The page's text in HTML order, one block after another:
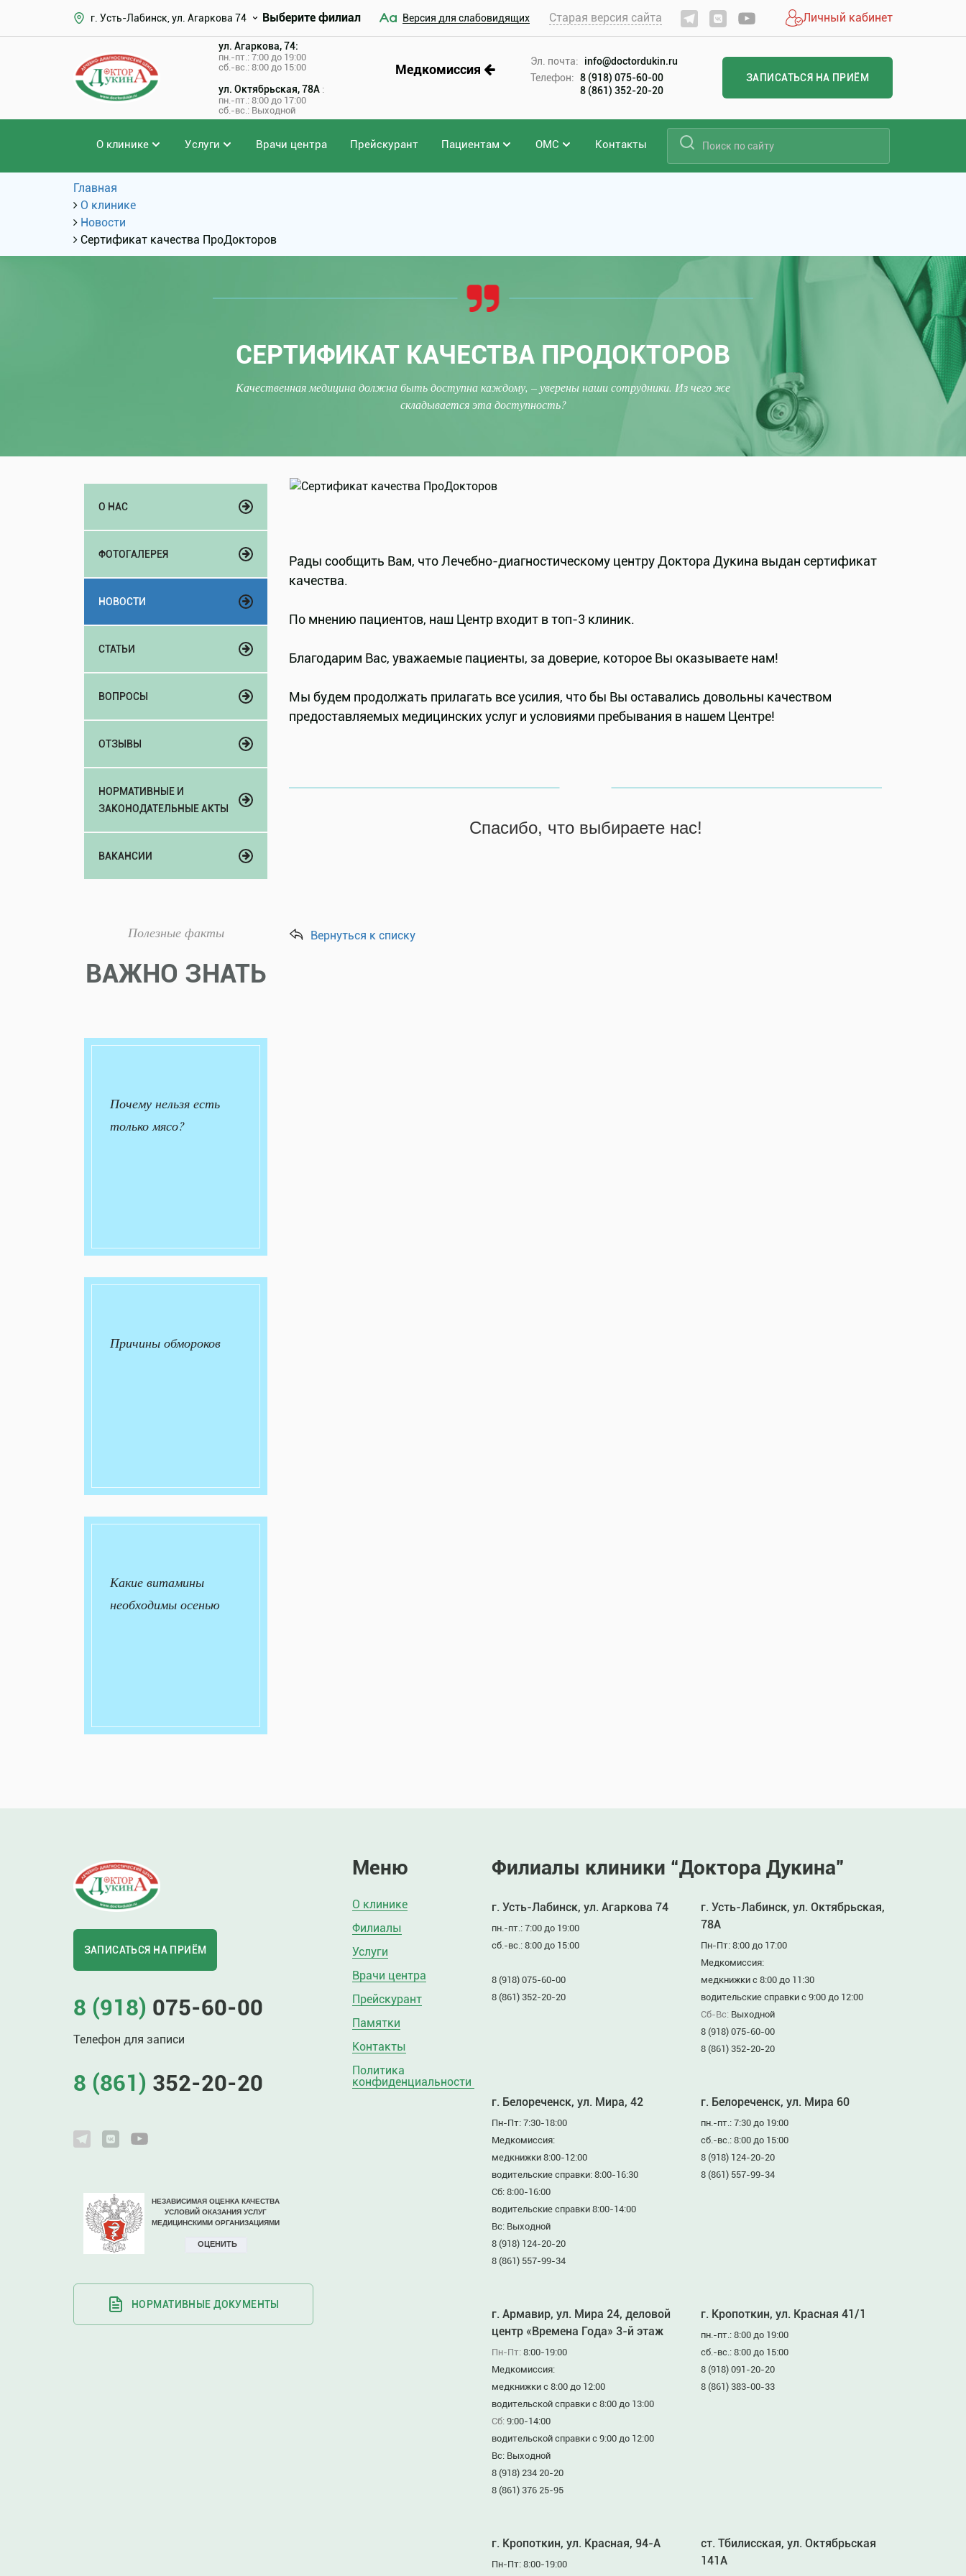
г. Усть-Лабинск, ул. Агаркова 74 Выберите филиал Версия для слабовидящих Старая версия сайта Личный кабинет
ул. Агаркова, 74:
пн.-пт.: 7:00 до 19:00
сб.-вс.: 8:00 до 15:00
ул. Октябрьская, 78А :
пн.-пт.: 8:00 до 17:00
сб.-вс.: Выходной
Медкомиссия
Эл. почта:
info@doctordukin.ru
Телефон: 8 (918) 075-60-00
8 (861) 352-20-20
ЗАПИСАТЬСЯ НА ПРИЁМ
О клинике Услуги Врачи центра Прейскурант Пациентам ОМС Контакты
Главная
О клинике
Новости
Сертификат качества ПроДокторов
СЕРТИФИКАТ КАЧЕСТВА ПРОДОКТОРОВ
Качественная медицина должна быть доступна каждому, – уверены наши сотрудники. Из чего же
складывается эта доступность?
Рады сообщить Вам, что Лечебно-диагностическому центру Доктора Дукина выдан сертификат
качества.
По мнению пациентов, наш Центр входит в топ-3 клиник.
Благодарим Вас, уважаемые пациенты, за доверие, которое Вы оказываете нам!
Мы будем продолжать прилагать все усилия, что бы Вы оставались довольны качеством
предоставляемых медицинских услуг и условиями пребывания в нашем Центре!
Спасибо, что выбираете нас!
Вернуться к списку
О НАС
ФОТОГАЛЕРЕЯ
НОВОСТИ
СТАТЬИ
ВОПРОСЫ
ОТЗЫВЫ
НОРМАТИВНЫЕ И
ЗАКОНОДАТЕЛЬНЫЕ АКТЫ
ВАКАНСИИ
Полезные факты
ВАЖНО ЗНАТЬ
Почему нельзя есть
только мясо?
Причины обмороков
Какие витамины
необходимы осенью
ЗАПИСАТЬСЯ НА ПРИЁМ
8 (918) 075-60-00
Телефон для записи
8 (861) 352-20-20
НОРМАТИВНЫЕ ДОКУМЕНТЫ
Меню
О клинике
Филиалы
Услуги
Врачи центра
Прейскурант
Памятки
Контакты
Политика
конфиденциальности
Филиалы клиники “Доктора Дукина”
г. Усть-Лабинск, ул. Агаркова 74
пн.-пт.: 7:00 до 19:00
сб.-вс.: 8:00 до 15:00
8 (918) 075-60-00
8 (861) 352-20-20
г. Усть-Лабинск, ул. Октябрьская,
78А
Пн-Пт: 8:00 до 17:00
Медкомиссия:
медкнижки с 8:00 до 11:30
водительские справки с 9:00 до 12:00
Сб-Вс: Выходной
8 (918) 075-60-00
8 (861) 352-20-20
г. Белореченск, ул. Мира, 42
Пн-Пт: 7:30-18:00
Медкомиссия:
медкнижки 8:00-12:00
водительские справки: 8:00-16:30
Сб: 8:00-16:00
водительские справки 8:00-14:00
Вс: Выходной
8 (918) 124-20-20
8 (861) 557-99-34
г. Белореченск, ул. Мира 60
пн.-пт.: 7:30 до 19:00
сб.-вс.: 8:00 до 15:00
8 (918) 124-20-20
8 (861) 557-99-34
г. Армавир, ул. Мира 24, деловой
центр «Времена Года» 3-й этаж
Пн-Пт: 8:00-19:00
Медкомиссия:
медкнижки с 8:00 до 12:00
водительской справки с 8:00 до 13:00
Сб: 9:00-14:00
водительской справки с 9:00 до 12:00
Вс: Выходной
8 (918) 234 20-20
8 (861) 376 25-95
г. Кропоткин, ул. Красная 41/1
пн.-пт.: 8:00 до 19:00
сб.-вс.: 8:00 до 15:00
8 (918) 091-20-20
8 (861) 383-00-33
г. Кропоткин, ул. Красная, 94-А
Пн-Пт: 8:00-19:00
ст. Тбилисская, ул. Октябрьская
141А